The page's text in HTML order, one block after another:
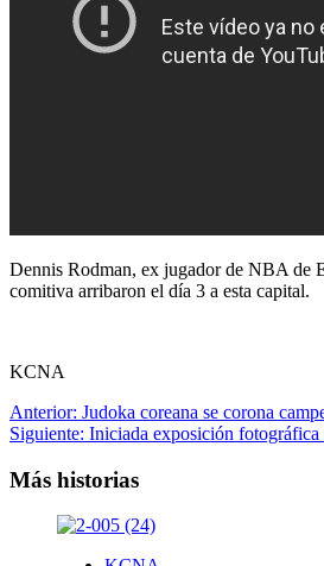
Dennis Rodman, ex jugador de NBA de
comitiva arribaron el día 3 a esta capital.
KCNA
Navegación
de
entradas
Anterior: Judoka coreana se corona
Siguiente: Iniciada exposición fotográfica
Más historias